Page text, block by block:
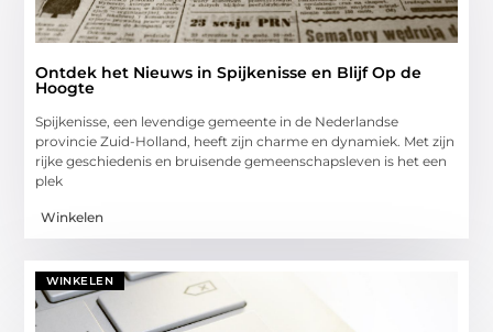
Ontdek het Nieuws in Spijkenisse en Blijf Op de
Hoogte
Spijkenisse, een levendige gemeente in de Nederlandse
provincie Zuid-Holland, heeft zijn charme en dynamiek. Met zijn
rijke geschiedenis en bruisende gemeenschapsleven is het een
plek
Winkelen
WINKELEN